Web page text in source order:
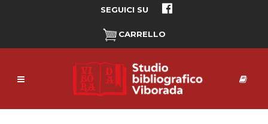
SEGUICI SU
CARRELLO